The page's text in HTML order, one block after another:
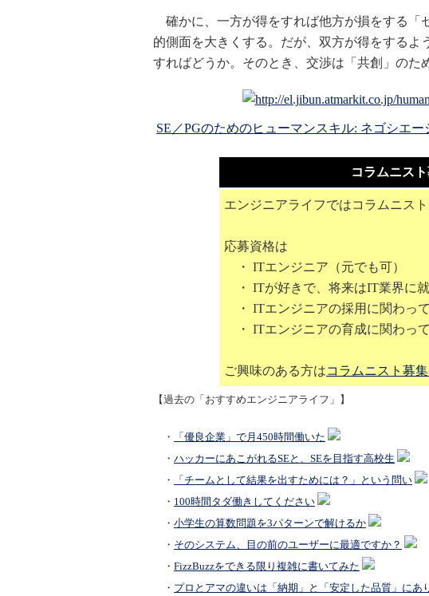
確かに、一方が得をすれば他方が損をする「
的側面を大きくする。だが、双方が得をする
すればどうか。そのとき、交渉は「共創」のた
SE／PGのためのヒューマンスキル: ネゴシエ
コラムニス
エンジニアライフではコラムニスト
応募資格は
・ ITエンジニア（元でも可）
・ ITが好きで、将来はIT業界に
・ ITエンジニアの採用に関わっ
・ ITエンジニアの育成に関わっ
ご興味のある方はコラムニスト募
【過去の「おすすめエンジニアライフ」】
・
「優良企業」で月450時間働いた
・ ハッカーにあこがれるSEと、SEを目指す高校生
・
「チームとして結果を出すためには？」という問い
・ 100時間タダ働きしてください
・ 小学生の算数問題を3パターンで解けるか
・ そのシステム、目の前のユーザーに最適ですか？
・ FizzBuzzをできる限り複雑に書いてみた
・ プロとアマの違いは「納期」と「安定した品質」にあ